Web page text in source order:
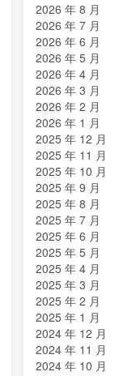
2026 年 8 月
2026 年 7 月
2026 年 6 月
2026 年 5 月
2026 年 4 月
2026 年 3 月
2026 年 2 月
2026 年 1 月
2025 年 12 月
2025 年 11 月
2025 年 10 月
2025 年 9 月
2025 年 8 月
2025 年 7 月
2025 年 6 月
2025 年 5 月
2025 年 4 月
2025 年 3 月
2025 年 2 月
2025 年 1 月
2024 年 12 月
2024 年 11 月
2024 年 10 月